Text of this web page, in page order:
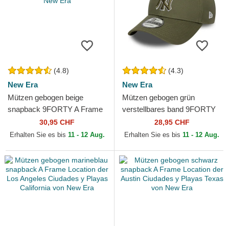
(4.8)
New Era
Mützen gebogen beige
snapback 9FORTY A Frame
der New York Yankees MLB
von New Era
30,95 CHF
Erhalten Sie es bis 11 - 12 Aug.
(4.3)
New Era
Mützen gebogen grün
verstellbares band 9FORTY
Outline der New York
Yankees MLB von New Era
28,95 CHF
Erhalten Sie es bis 11 - 12 Aug.